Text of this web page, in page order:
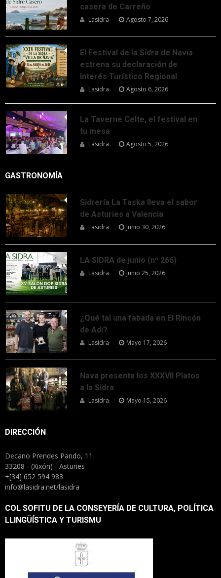
casera de Carreño
Lasidra Agosto 7, 2026
El Festival de la Sidra de Navia
estrena su declaración de
Interés Turístico Regional
Lasidra Agosto 6, 2026
La Taverne Celte, el festival en
tu mesa
Lasidra Agosto 5, 2026
GASTRONOMÍA
Sidrería La Taska lleva el sabor
de Asturies a Valencia
Lasidra Junio 30, 2026
LA SIDRA de junio (nº 266)
Lasidra Junio 25, 2026
¿Qué tal una fabada en El Rincón
de Adi?
Lasidra Mayo 17, 2026
Nava presenta los XXXVII Platos
a la Sidra
Lasidra Mayo 15, 2026
DIRECCIÓN
Decano Prendes Pando, 11
33208 - (Xixón) - Asturies
+[34] 652 594 983
info@lasidra.net/lasidra
COL SOFITU DE LA CONSEYERÍA DE CULTURA, POLÍTICA
LLINGÜÍSTICA Y TURISMU